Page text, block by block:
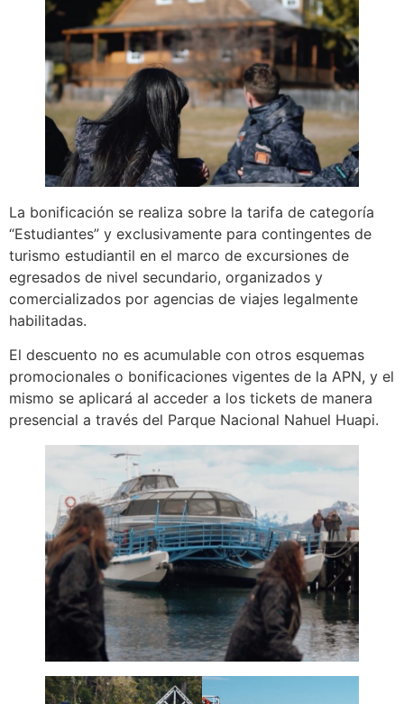
La bonificación se realiza sobre la tarifa de categoría
“Estudiantes” y exclusivamente para contingentes de
turismo estudiantil en el marco de excursiones de
egresados de nivel secundario, organizados y
comercializados por agencias de viajes legalmente
habilitadas.
El descuento no es acumulable con otros esquemas
promocionales o bonificaciones vigentes de la APN, y el
mismo se aplicará al acceder a los tickets de manera
presencial a través del Parque Nacional Nahuel Huapi.